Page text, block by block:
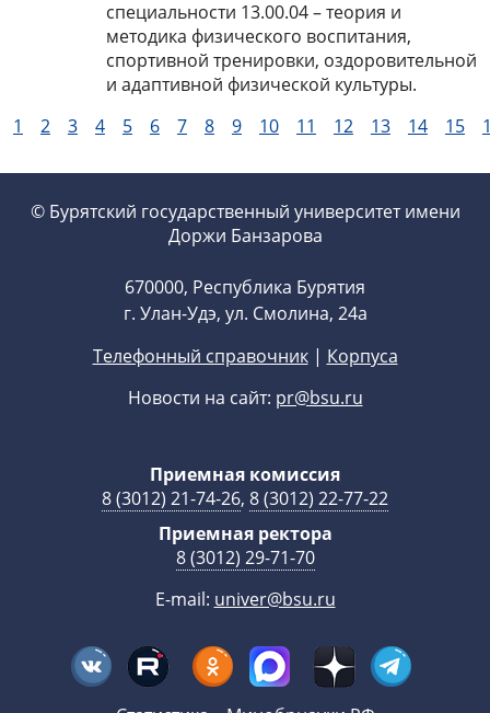
специальности 13.00.04 – теория и
методика физического воспитания,
спортивной тренировки, оздоровительной
и адаптивной физической культуры.
1
2 3 4 5 6 7 8 9 10 11 12 13 14 15
© Бурятский государственный университет имени
Доржи Банзарова
670000, Республика Бурятия
г. Улан-Удэ, ул. Смолина, 24а
Телефонный справочник| Корпуса
Новости на сайт: pr@bsu.ru
Приемная комиссия
8 (3012) 21-74-26, 8 (3012) 22-77-22
Приемная ректора
8 (3012) 29-71-70
E-mail: univer@bsu.ru